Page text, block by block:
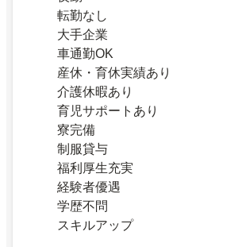
転勤なし
大手企業
車通勤OK
産休・育休実績あり
介護休暇あり
育児サポートあり
寮完備
制服貸与
福利厚生充実
経験者優遇
学歴不問
スキルアップ